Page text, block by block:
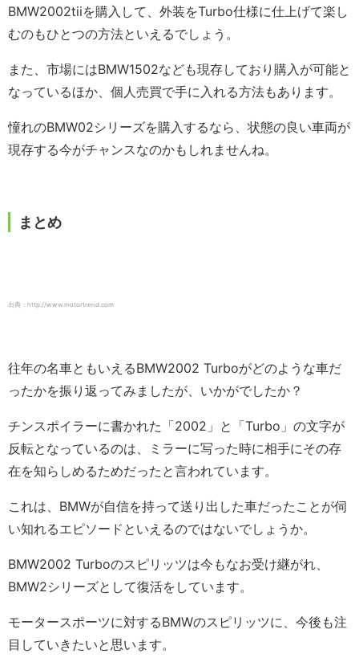
BMW2002tiiを購入して、外装をTurbo仕様に仕上げて楽し
むのもひとつの方法といえるでしょう。
また、市場にはBMW1502なども現存しており購入が可能と
なっているほか、個人売買で手に入れる方法もあります。
憧れのBMW02シリーズを購入するなら、状態の良い車両が
現存する今がチャンスなのかもしれませんね。
まとめ
出典：http://www.motortrend.com
往年の名車ともいえるBMW2002 Turboがどのような車だ
ったかを振り返ってみましたが、いかがでしたか？
チンスポイラーに書かれた「2002」と「Turbo」の文字が
反転となっているのは、ミラーに写った時に相手にその存
在を知らしめるためだったと言われています。
これは、BMWが自信を持って送り出した車だったことが伺
い知れるエピソードといえるのではないでしょうか。
BMW2002 Turboのスピリッツは今もなお受け継がれ、
BMW2シリーズとして復活をしています。
モータースポーツに対するBMWのスピリッツに、今後も注
目していきたいと思います。